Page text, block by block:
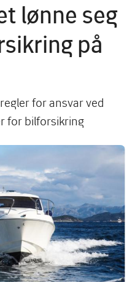
lønne seg
på
for ansvar ved
for bilforsikring